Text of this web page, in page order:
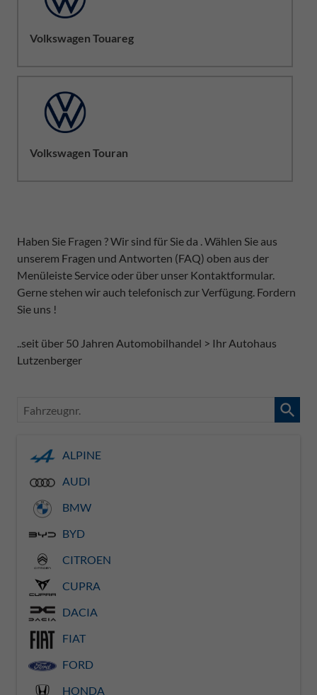
Volkswagen Touareg
Volkswagen Touran
Haben Sie Fragen ? Wir sind für Sie da . Wählen Sie aus
unserem Fragen und Antworten (FAQ) oben aus der
Menüleiste Service oder über unser Kontaktformular.
Gerne stehen wir auch telefonisch zur Verfügung. Fordern
Sie uns !
..seit über 50 Jahren Automobilhandel > Ihr Autohaus
Lutzenberger
Fahrzeugnr.
ALPINE
AUDI
BMW
BYD
CITROEN
CUPRA
DACIA
FIAT
FORD
HONDA